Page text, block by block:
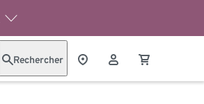
Rechercher